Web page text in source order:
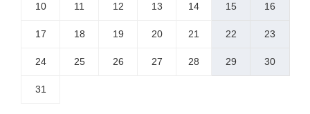
10 11 12 13 14 15 16
17 18 19 20 21 22 23
24 25 26 27 28 29 30
31